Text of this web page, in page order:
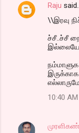
Raju said…
\\இரவு
ச்சீ..ச்சீ
10:40 AM